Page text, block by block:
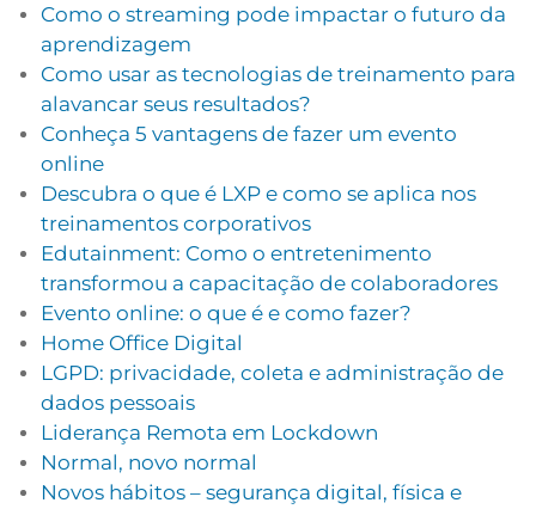
Como o streaming pode impactar o futuro da
aprendizagem
Como usar as tecnologias de treinamento para
alavancar seus resultados?
Conheça 5 vantagens de fazer um evento
online
Descubra o que é LXP e como se aplica nos
treinamentos corporativos
Edutainment: Como o entretenimento
transformou a capacitação de colaboradores
Evento online: o que é e como fazer?
Home Office Digital
LGPD: privacidade, coleta e administração de
dados pessoais
Liderança Remota em Lockdown
Normal, novo normal
Novos hábitos – segurança digital, física e